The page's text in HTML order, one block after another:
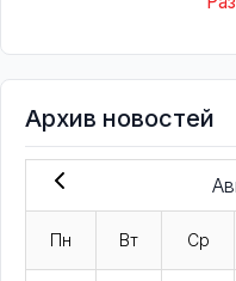
Архив новостей
Пн Вт Ср